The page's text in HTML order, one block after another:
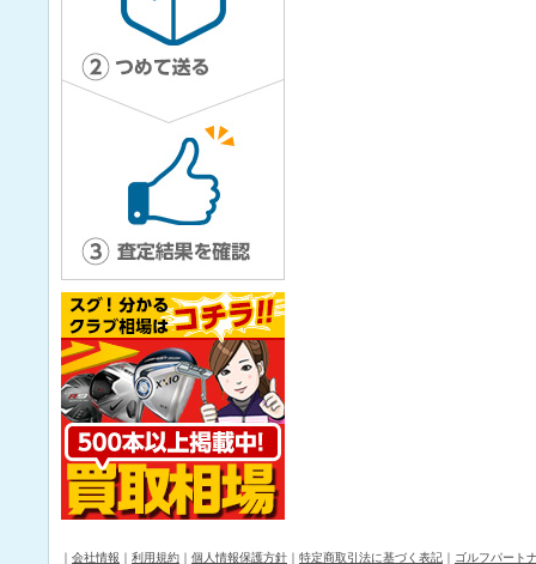
｜ 会社情報 ｜ 利用規約 ｜ 個人情報保護方針 ｜ 特定商取引法に基づく表記 ｜ ゴルフパート